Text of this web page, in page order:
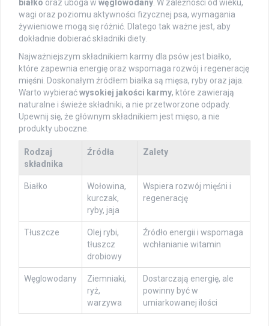
białko oraz uboga w węglowodany . W zależności od wieku,
wagi oraz poziomu aktywności fizycznej psa, wymagania
żywieniowe mogą się różnić. Dlatego tak ważne jest, aby
dokładnie dobierać składniki diety.
Najważniejszym składnikiem karmy dla psów jest białko,
które zapewnia energię oraz wspomaga rozwój i regenerację
mięśni. Doskonałym źródłem białka są mięsa, ryby oraz jaja.
Warto wybieraćwysokiej jakości karmy, które zawierają
naturalne i świeże składniki, a nie przetworzone odpady.
Upewnij się, że głównym składnikiem jest mięso, a nie
produkty uboczne.
Rodzaj
składnika
Źródła Zalety
Białko
Wołowina,
kurczak,
ryby, jaja
Wspiera rozwój mięśni i
regenerację
Tłuszcze
Olej rybi,
tłuszcz
drobiowy
Źródło energii i wspomaga
wchłanianie witamin
Węglowodany
Ziemniaki,
ryż,
warzywa
Dostarczają energię, ale
powinny być w
umiarkowanej ilości